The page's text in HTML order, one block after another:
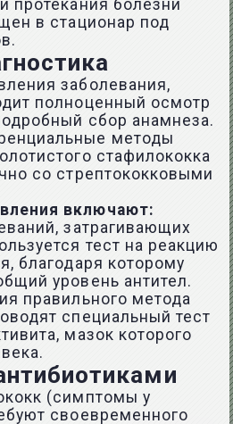
протекания болезни
в стационар под
заболевания,
полноценный осмотр
сбор анамнеза.
методы
стафилококка
со стрептококковыми
включают:
затрагивающих
тест на реакцию
благодаря которому
уровень антител.
правильного метода
специальный тест
мазок которого
(симптомы у
своевременного